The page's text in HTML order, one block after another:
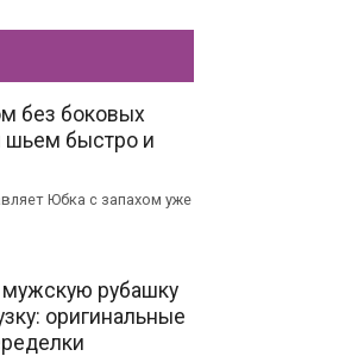
без боковых
шьем быстро и
Юбка с запахом уже
рубашку
оригинальные